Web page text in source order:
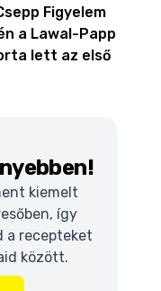
Figyelem
a Lawal-Papp
lett az első
kiemelt
így
a recepteket
között.